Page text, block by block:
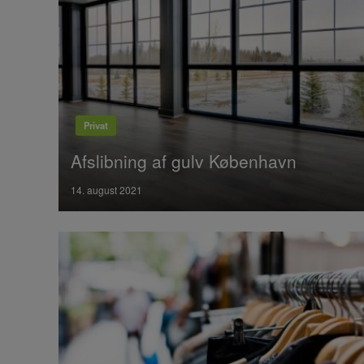
Privat
Afslibning af gulv København
Posted
on
14. august 2021